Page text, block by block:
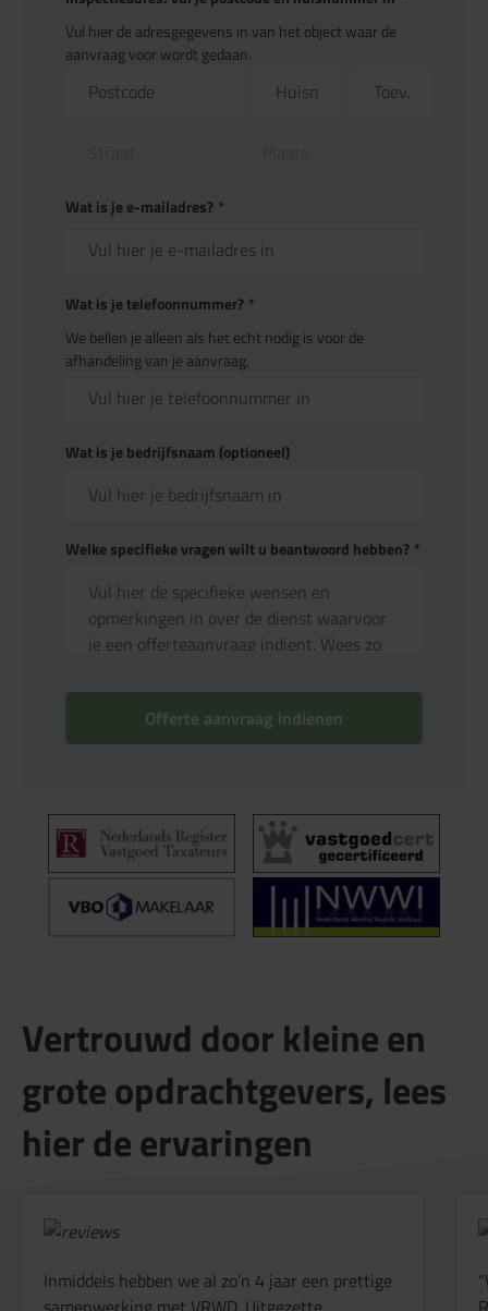
Vul hier de adresgegevens in van het object waar de
aanvraag voor wordt gedaan.
Wat is je e-mailadres? *
Wat is je telefoonnummer? *
We bellen je alleen als het echt nodig is voor de
afhandeling van je aanvraag.
Wat is je bedrijfsnaam (optioneel)
Welke specifieke vragen wilt u beantwoord hebben? *
Offerte aanvraag indienen
Vertrouwd door kleine en
grote opdrachtgevers, lees
hier de ervaringen
Inmiddels hebben we al zo’n 4 jaar een prettige